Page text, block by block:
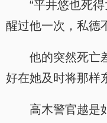
“平井悠也死
醒过他一次，私德
他的突然死亡
好在她及时将那样
高木警官越是